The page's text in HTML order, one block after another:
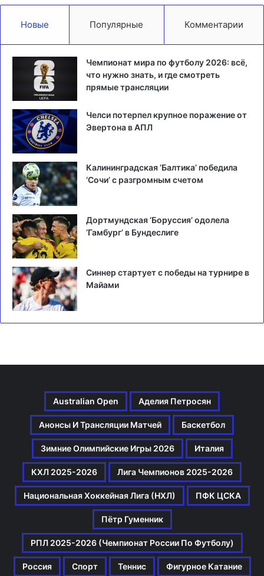
Новые Популярные Комментарии
Чемпионат мира по футболу 2026: всё,
что нужно знать, и где смотреть
прямые трансляции
Челси потерпел крупное поражение от
Эвертона в АПЛ
Калининградская ‘Балтика’ победила
‘Сочи’ с разгромным счетом
Дортмундская ‘Боруссия’ одолела
‘Гамбург’ в Бундеслиге
Синнер стартует с победы на турнире в
Майами
Australian Open Аделия Петросян
Анонсы И Трансляции Матчей Баскетбол
Зимние Олимпийские Игры 2026 Италия
КХЛ 2025-2026 Лига Чемпионов 2025-2026
Национальная Хоккейная Лига (НХЛ) ПФК ЦСКА
Пётр Гуменник
РПЛ 2025-2026 (Чемпионат России По Футболу)
Россия Спорт Теннис Фигурное Катание